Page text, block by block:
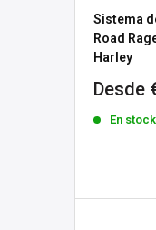
Sistema
Road
Harley
Precio
venta
Desde
En stock